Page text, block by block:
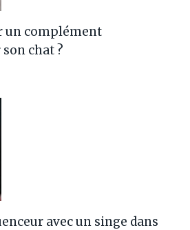
un complément
chat ?
avec un singe dans